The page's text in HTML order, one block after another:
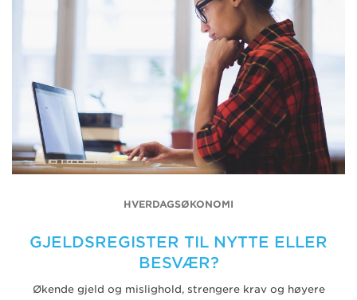
HVERDAGSØKONOMI
GJELDSREGISTER TIL NYTTE ELLER
BESVÆR?
Økende gjeld og mislighold, strengere krav og høyere